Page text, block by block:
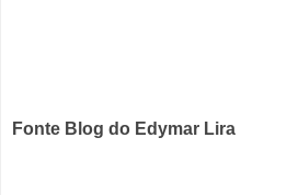
Fonte Blog do Edymar Lira